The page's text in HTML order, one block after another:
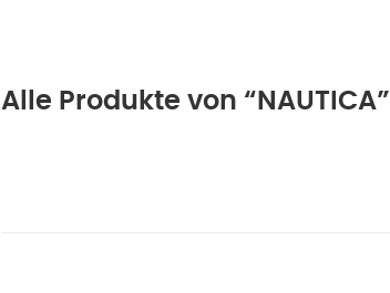
Alle Produkte von “NAUTICA”